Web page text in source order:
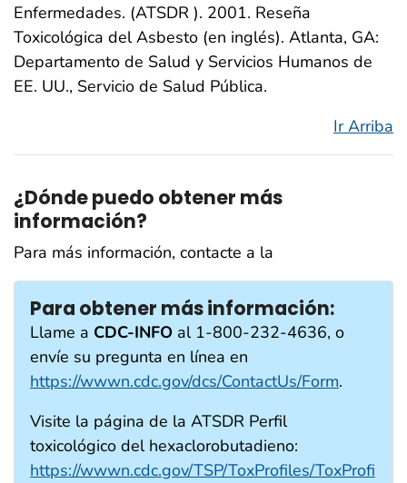
Enfermedades. (ATSDR ). 2001. Reseña
Toxicológica del Asbesto (en inglés). Atlanta, GA:
Departamento de Salud y Servicios Humanos de
EE. UU., Servicio de Salud Pública.
Ir Arriba
¿Dónde puedo obtener más
información?
Para más información, contacte a la
Para obtener más información:
Llame a CDC-INFO al 1-800-232-4636, o
envíe su pregunta en línea en
https://wwwn.cdc.gov/dcs/ContactUs/Form.
Visite la página de la ATSDR Perfil
toxicológico del hexaclorobutadieno:
https://wwwn.cdc.gov/TSP/ToxProfiles/ToxProfi